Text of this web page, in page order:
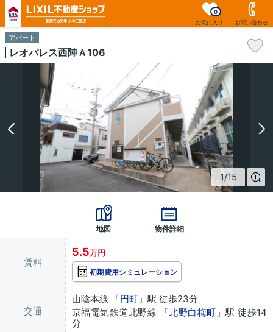
お気に入り
0
お問い合わせ
アパート
レオパレス西陣Ａ106
1/15
地図 物件詳細
賃料
5.5万円
初期費用シミュレーション
交通
山陰本線 「円町 」駅 徒歩23分
京福電気鉄道北野線 「北野白梅町 」駅 徒歩14
分